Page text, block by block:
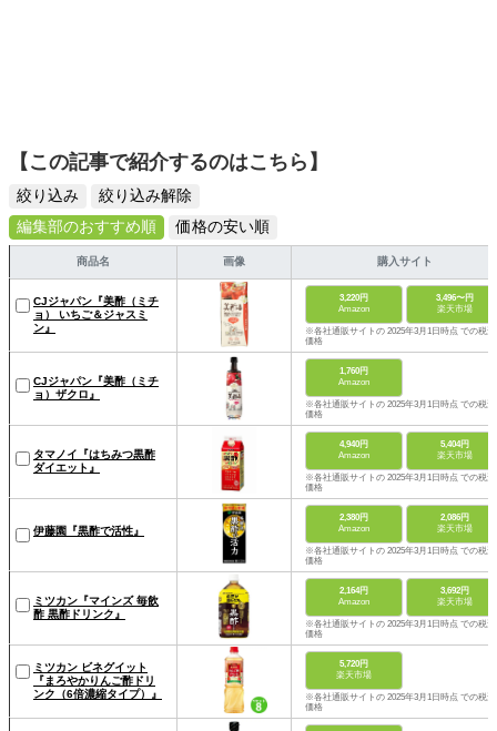
【この記事で紹介するのはこちら】
絞り込み
絞り込み解除
編集部のおすすめ順
価格の安い順
商品名 画像 購入サイト
CJジャパン『美酢（ミチ
ョ） いちご＆ジャスミ
ン』
3,220円
Amazon
3,496〜円
楽天市場
※各社通販サイトの 2025年3月1日時点 での税込
価格
CJジャパン『美酢（ミチ
ョ）ザクロ』
1,760円
Amazon
※各社通販サイトの 2025年3月1日時点 での税込
価格
タマノイ『はちみつ黒酢
ダイエット』
4,940円
Amazon
5,404円
楽天市場
※各社通販サイトの 2025年3月1日時点 での税込
価格
伊藤園『黒酢で活性』
2,380円
Amazon
2,086円
楽天市場
※各社通販サイトの 2025年3月1日時点 での税込
価格
ミツカン『マインズ 毎飲
酢 黒酢ドリンク』
2,164円
Amazon
3,692円
楽天市場
※各社通販サイトの 2025年3月1日時点 での税込
価格
ミツカン ビネグイット
『まろやかりんご酢ドリ
ンク（6倍濃縮タイプ）』
5,720円
楽天市場
※各社通販サイトの 2025年3月1日時点 での税込
価格